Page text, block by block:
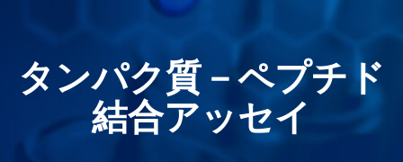
タンパク質－ペプチド
結合アッセイ